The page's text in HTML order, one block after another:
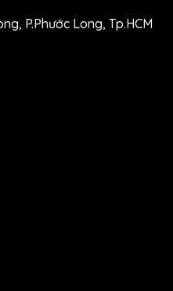
P.Phước Long, Tp.HCM